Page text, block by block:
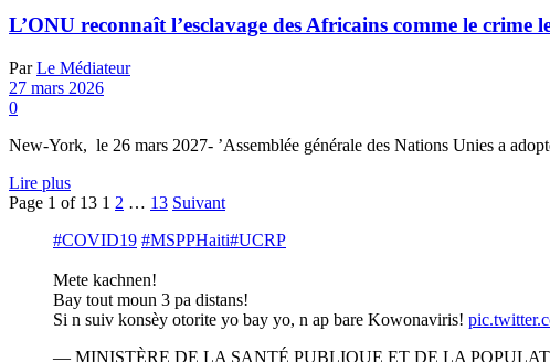
L’ONU reconnaît l’esclavage des Africains comme le crime
Par Le Médiateur
27 mars 2026
0
New-York, le 26 mars 2027- ’Assemblée générale des Nations Unies a
Lire plusDetails
Page 1 of 13 1 2 … 13 Suivant
#COVID19 #MSPPHaiti#UCRP
Mete kachnen!
Bay tout moun 3 pa distans!
Si n suiv konsèy otorite yo bay yo, n ap bare Kowonaviris!
— MINISTÈRE DE LA SANTÉ PUBLIQUE ET DE LA